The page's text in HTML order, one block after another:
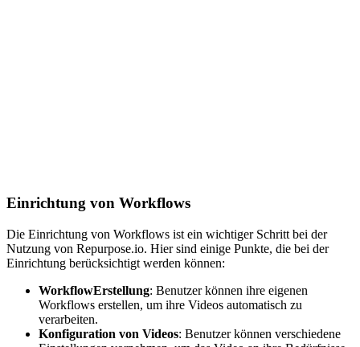
Einrichtung von Workflows
Die Einrichtung von Workflows ist ein wichtiger Schritt bei der
Nutzung von Repurpose.io. Hier sind einige Punkte, die bei der
Einrichtung berücksichtigt werden können:
WorkflowErstellung: Benutzer können ihre eigenen
Workflows erstellen, um ihre Videos automatisch zu
verarbeiten.
Konfiguration von Videos: Benutzer können verschiedene